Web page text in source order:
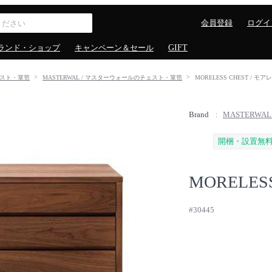
会員登録 ログ
ンド・ショップ キャンペーン＆セール GIFT
ト・箪笥 MASTERWAL / マスターウォールのチェスト・箪笥 MORELESS CHEST / モア
Brand
開梱・設置無
#30445